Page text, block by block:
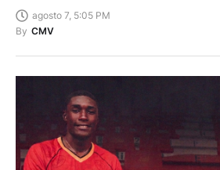
agosto 7, 5:05 PM
By CMV